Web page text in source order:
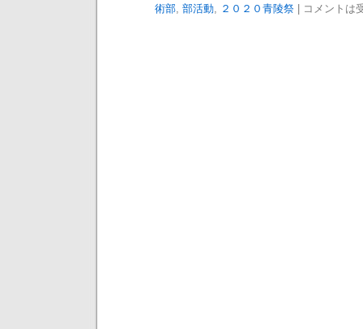
術部, 部活動, ２０２０青陵祭 コメントは